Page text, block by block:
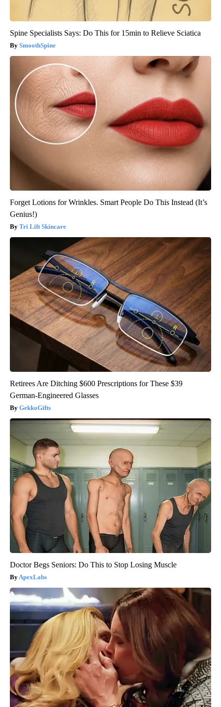
Spine Specialists Says: Do This for 15min to Relieve Sciatica
SmoothSpine
Forget Lotions for Wrinkles. Smart People Do This Instead (It’s
Genius!)
Tri Lift Skincare
Retirees Are Ditching $600 Prescriptions for These $39
German-Engineered Glasses
GekkoGifts
Doctor Begs Seniors: Do This to Stop Losing Muscle
ApexLabs